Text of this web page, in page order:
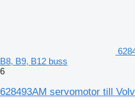
B8, B9, B12 buss
6
628493AM servomotor till